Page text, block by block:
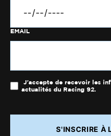
EMAIL
J'accepte de recevoir les
actualités du Racing 92.
S'INSCRIRE À